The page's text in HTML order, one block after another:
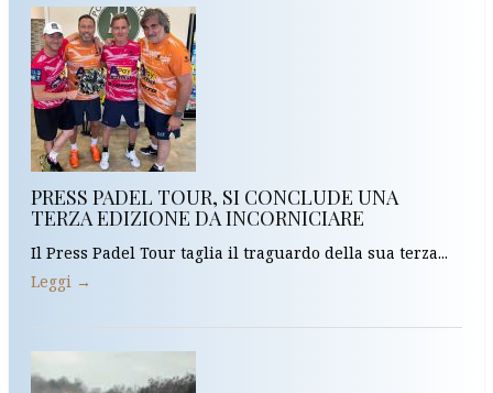
PRESS PADEL TOUR, SI CONCLUDE UNA
TERZA EDIZIONE DA INCORNICIARE
Il Press Padel Tour taglia il traguardo della sua terza...
Leggi →